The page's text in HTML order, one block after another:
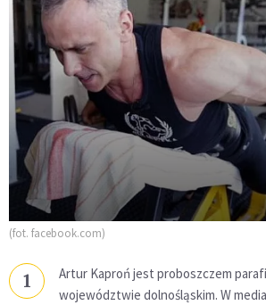
(fot. facebook.com)
1
Artur Kaproń jest proboszczem
województwie dolnośląskim. W